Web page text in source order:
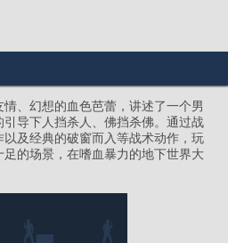
、幻想的血色芭蕾，讲述了一个男
导下人挡杀人、佛挡杀佛。通过战
及经典的破窗而入等战术动作，玩
的场景，在嗜血暴力的地下世界大